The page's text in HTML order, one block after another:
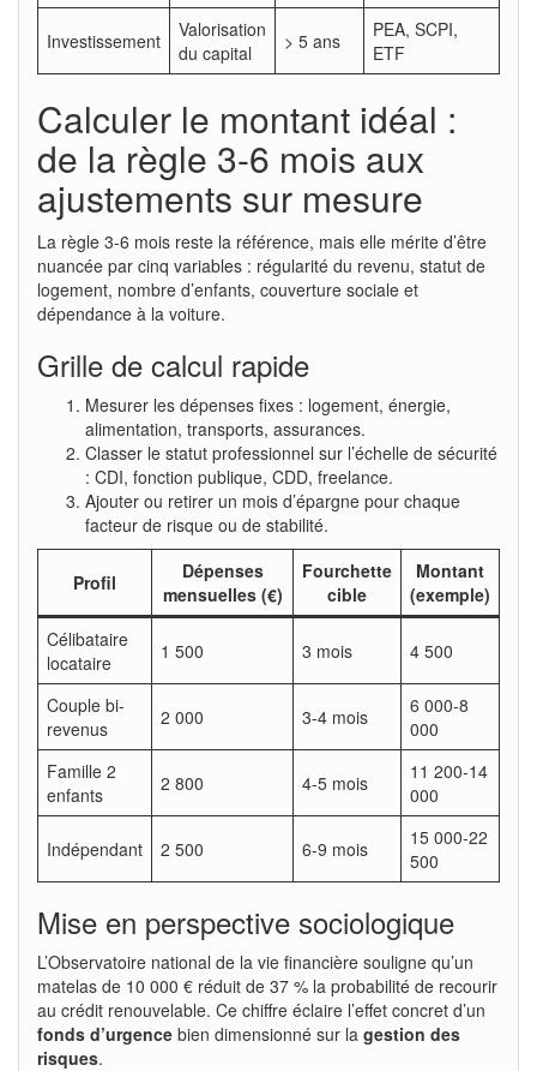
Investissement
Valorisation
du capital
> 5 ans
PEA, SCPI,
ETF
Calculer le montant idéal :
de la règle 3-6 mois aux
ajustements sur mesure
La règle 3-6 mois reste la référence, mais elle mérite d’être
nuancée par cinq variables : régularité du revenu, statut de
logement, nombre d’enfants, couverture sociale et
dépendance à la voiture.
Grille de calcul rapide
Mesurer les dépenses fixes : logement, énergie,
alimentation, transports, assurances.
Classer le statut professionnel sur l’échelle de sécurité
: CDI, fonction publique, CDD, freelance.
Ajouter ou retirer un mois d’épargne pour chaque
facteur de risque ou de stabilité.
Profil
Dépenses
mensuelles (€)
Fourchette
cible
Montant
(exemple)
Célibataire
locataire
1 500 3 mois 4 500
Couple bi-
revenus
2 000 3-4 mois
6 000-8
000
Famille 2
enfants
2 800 4-5 mois
11 200-14
000
Indépendant 2 500 6-9 mois
15 000-22
500
Mise en perspective sociologique
L’Observatoire national de la vie financière souligne qu’un
matelas de 10 000 € réduit de 37 % la probabilité de recourir
au crédit renouvelable. Ce chiffre éclaire l’effet concret d’un
fonds d’urgence bien dimensionné sur la gestion des
risques.